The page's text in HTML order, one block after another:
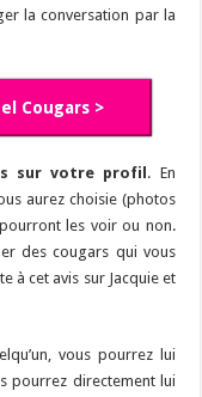
la conversation par la
Cougars >
sur votre profil . En
aurez choisie (photos
les voir ou non.
des cougars qui vous
à cet avis sur Jacquie et
vous pourrez lui
pourrez directement lui